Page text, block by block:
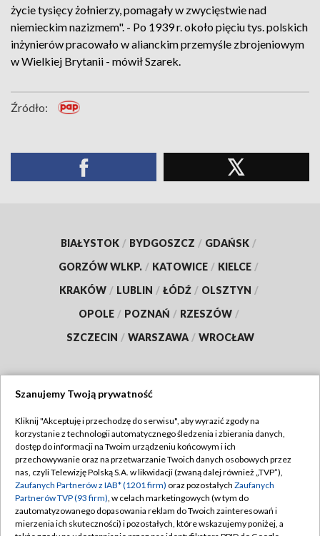
życie tysięcy żołnierzy, pomagały w zwycięstwie nad
niemieckim nazizmem". - Po 1939 r. około pięciu tys. polskich
inżynierów pracowało w alianckim przemyśle zbrojeniowym
w Wielkiej Brytanii - mówił Szarek.
Źródło:
BIAŁYSTOK / BYDGOSZCZ / GDAŃSK /
GORZÓW WLKP. / KATOWICE / KIELCE /
KRAKÓW / LUBLIN / ŁÓDŹ / OLSZTYN /
OPOLE / POZNAŃ / RZESZÓW /
SZCZECIN / WARSZAWA / WROCŁAW
TVP
Abonament TVP
Emisja w TVP
Centrum informacji TVP
Naziemna Telewizja Cyfrowa
Regulamin TVP
Polityka prywatności
Moje zgody
Pomoc
Szanujemy Twoją prywatność
Kliknij "Akceptuję i przechodzę do serwisu", aby wyrazić zgody na
korzystanie z technologii automatycznego śledzenia i zbierania danych,
dostęp do informacji na Twoim urządzeniu końcowym i ich
przechowywanie oraz na przetwarzanie Twoich danych osobowych przez
nas, czyli Telewizję Polską S.A. w likwidacji (zwaną dalej również „TVP”),
Zaufanych Partnerów z IAB* (1201 firm) oraz pozostałych Zaufanych
Partnerów TVP (93 firm), w celach marketingowych (w tym do
zautomatyzowanego dopasowania reklam do Twoich zainteresowań i
mierzenia ich skuteczności) i pozostałych, które wskazujemy poniżej, a